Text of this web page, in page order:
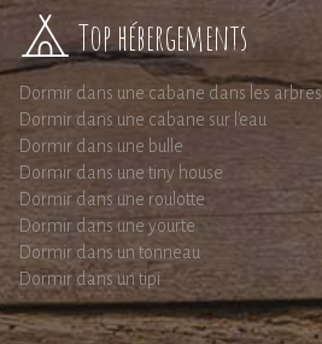
Top hébergements
Dormir dans une cabane dans les arbres
Dormir dans une cabane sur l'eau
Dormir dans une bulle
Dormir dans une tiny house
Dormir dans une roulotte
Dormir dans une yourte
Dormir dans un tonneau
Dormir dans un tipi